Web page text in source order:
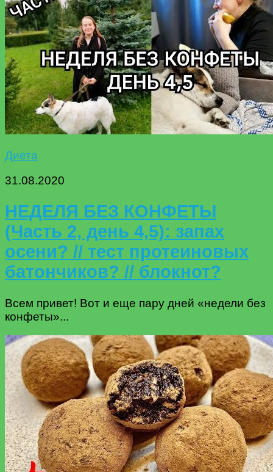
Диета
31.08.2020
НЕДЕЛЯ БЕЗ КОНФЕТЫ
(Часть 2, день 4,5): запах
осени? // тест протеиновых
батончиков? // блокнот?
Всем привет! Вот и еще пару дней «недели без
конфеты»...